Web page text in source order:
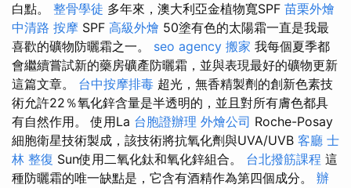
白點。 整骨學徒 多年來，澳大利亞金植物寬SPF 苗栗外燴
中清路 按摩 SPF 高級外燴 50塗有色的太陽霜一直是我最
喜歡的礦物防曬霜之一。 seo agency 搬家 我每個夏季都
會繼續嘗試新的藥房礦產防曬霜，並與表現最好的礦物更新
這篇文章。 台中按摩排毒 超光，無香精製劑的創新色素技
術允許22％氧化鋅含量是半透明的，並且對所有膚色都具
有自然作用。 使用La 台胞證辦理 外燴公司 Roche-Posay
細胞衛星技術製成，該技術將抗氧化劑與UVA/UVB 客廳 士
林 整復 Sun使用二氧化鈦和氧化鋅組合。 台北撥筋課程 這
種防曬霜的唯一缺點是，它含有酒精作為第四個成分。 辦